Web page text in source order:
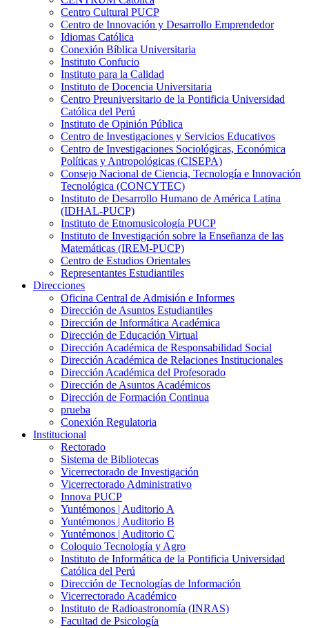
Centro Cultural PUCP
Centro de Innovación y Desarrollo Emprendedor
Idiomas Católica
Conexión Bíblica Universitaria
Instituto Confucio
Instituto para la Calidad
Instituto de Docencia Universitaria
Centro Preuniversitario de la Pontificia Universidad
Católica del Perú
Instituto de Opinión Pública
Centro de Investigaciones y Servicios Educativos
Centro de Investigaciones Sociológicas, Económica
Políticas y Antropológicas (CISEPA)
Consejo Nacional de Ciencia, Tecnología e Innovación
Tecnológica (CONCYTEC)
Instituto de Desarrollo Humano de América Latina
(IDHAL-PUCP)
Instituto de Etnomusicología PUCP
Instituto de Investigación sobre la Enseñanza de las
Matemáticas (IREM-PUCP)
Centro de Estudios Orientales
Representantes Estudiantiles
Direcciones
Oficina Central de Admisión e Informes
Dirección de Asuntos Estudiantiles
Dirección de Informática Académica
Dirección de Educación Virtual
Dirección Académica de Responsabilidad Social
Dirección Académica de Relaciones Institucionales
Dirección Académica del Profesorado
Dirección de Asuntos Académicos
Dirección de Formación Continua
prueba
Conexión Regulatoria
Institucional
Rectorado
Sistema de Bibliotecas
Vicerrectorado de Investigación
Vicerrectorado Administrativo
Innova PUCP
Yuntémonos | Auditorio A
Yuntémonos | Auditorio B
Yuntémonos | Auditorio C
Coloquio Tecnología y Agro
Instituto de Informática de la Pontificia Universidad
Católica del Perú
Dirección de Tecnologías de Información
Vicerrectorado Académico
Instituto de Radioastronomía (INRAS)
Facultad de Psicología